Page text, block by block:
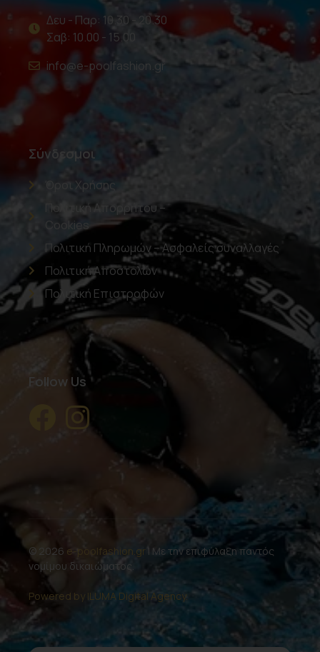
Δευ - Παρ: 10.30 - 20.30
Σαβ: 10.00 - 15.00
info@e-poolfashion.gr
Σύνδεσμοι
Όροι Χρήσης
Πολιτική Απορρήτου –
Cookies
Πολιτική Πληρωμών – Ασφαλείς συναλλαγές
Πολιτική Αποστολών
Πολιτική Επιστροφών
Follow Us
© 2026 e-poolfashion.gr | Με την επιφύλαξη παντός
νομίμου δικαιώματος.
Powered by ILUMA Digital Agency.